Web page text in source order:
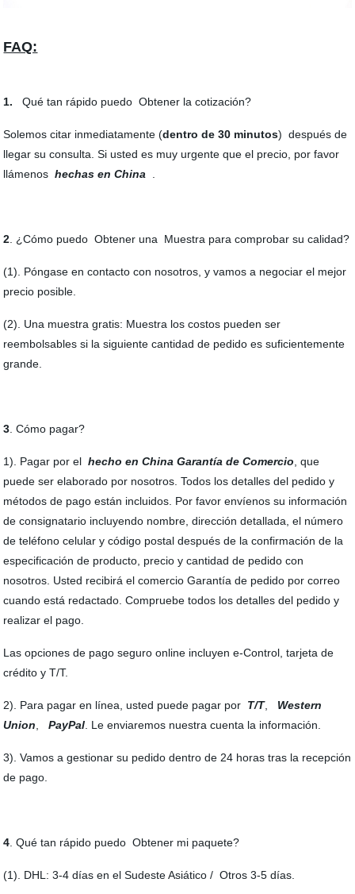
FAQ:
1.Qué tan rápido puedo Obtener la cotización?
Solemos citar inmediatamente (dentro de 30 minutos) después de
llegar su consulta. Si usted es muy urgente que el precio, por favor
llámenoshechas en China .
2. ¿Cómo puedo Obtener una Muestra para comprobar su calidad?
(1). Póngase en contacto con nosotros, y vamos a negociar el mejor
precio posible.
(2). Una muestra gratis: Muestra los costos pueden ser
reembolsables si la siguiente cantidad de pedido es suficientemente
grande.
3. Cómo pagar?
1). Pagar por elhecho en China Garantía de Comercio, que
puede ser elaborado por nosotros. Todos los detalles del pedido y
métodos de pago están incluidos. Por favor envíenos su información
de consignatario incluyendo nombre, dirección detallada, el número
de teléfono celular y código postal después de la confirmación de la
especificación de producto, precio y cantidad de pedido con
nosotros. Usted recibirá el comercio Garantía de pedido por correo
cuando está redactado. Compruebe todos los detalles del pedido y
realizar el pago.
Las opciones de pago seguro online incluyen e-Control, tarjeta de
crédito y T/T.
2). Para pagar en línea, usted puede pagar por T/T, Western
Union,PayPal. Le enviaremos nuestra cuenta la información.
3). Vamos a gestionar su pedido dentro de 24 horas tras la recepción
de pago.
4. Qué tan rápido puedo Obtener mi paquete?
(1). DHL: 3-4 días en el Sudeste Asiático / Otros 3-5 días.